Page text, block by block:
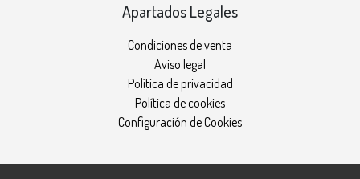
Apartados Legales
Condiciones de venta
Aviso legal
Política de privacidad
Política de cookies
Configuración de Cookies